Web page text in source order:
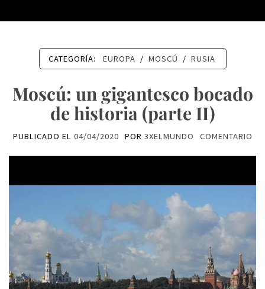
CATEGORÍA: EUROPA / MOSCÚ / RUSIA
Moscú: un gigantesco bocado
de historia (parte II)
PUBLICADO EL 04/04/2020 POR 3XELMUNDO COMENTARIO